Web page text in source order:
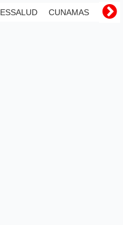
ESSALUD CUNAMAS